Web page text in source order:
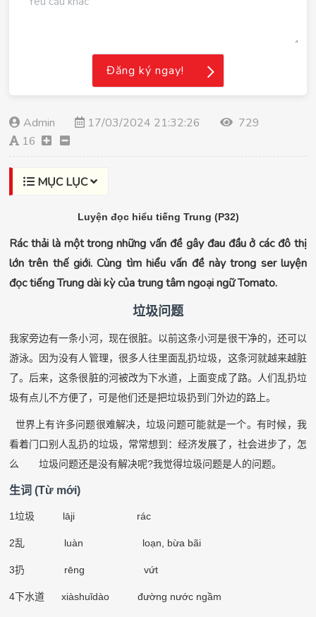
Admin 17/03/2024 21:32:26
729
16
MỤC LỤC
Luyện đọc hiểu tiếng Trung (P32)
Rác thải là một trong những vấn đề gây đau đầu ở các đô thị
lớn trên thế giới. Cùng tìm hiểu vấn đề này trong ser luyện
đọc tiếng Trung dài kỳ của trung tâm ngoại ngữ Tomato.
垃圾问题
我家旁边有一条小河，现在很脏。以前这条小河是很干净的，还可以
游泳。因为没有人管理，很多人往里面乱扔垃圾，这条河就越来越脏
了。后来，这条很脏的河被改为下水道，上面变成了路。人们乱扔垃
圾有点儿不方便了，可是他们还是把垃圾扔到门外边的路上。
世界上有许多问题很难解决，垃圾问题可能就是一个。有时候，我
看着门口别人乱扔的垃圾，常常想到：经济发展了，社会进步了，怎
么
垃圾问题还是没有解决呢?我觉得垃圾问题是人的问题。
生词 (Từ mới)
1垃圾 lāji rác
2乱 luàn loạn, bừa bãi
3扔 rēng vứt
4下水道 xiàshuǐdào đường nước ngầm
Đăng ký ngay!